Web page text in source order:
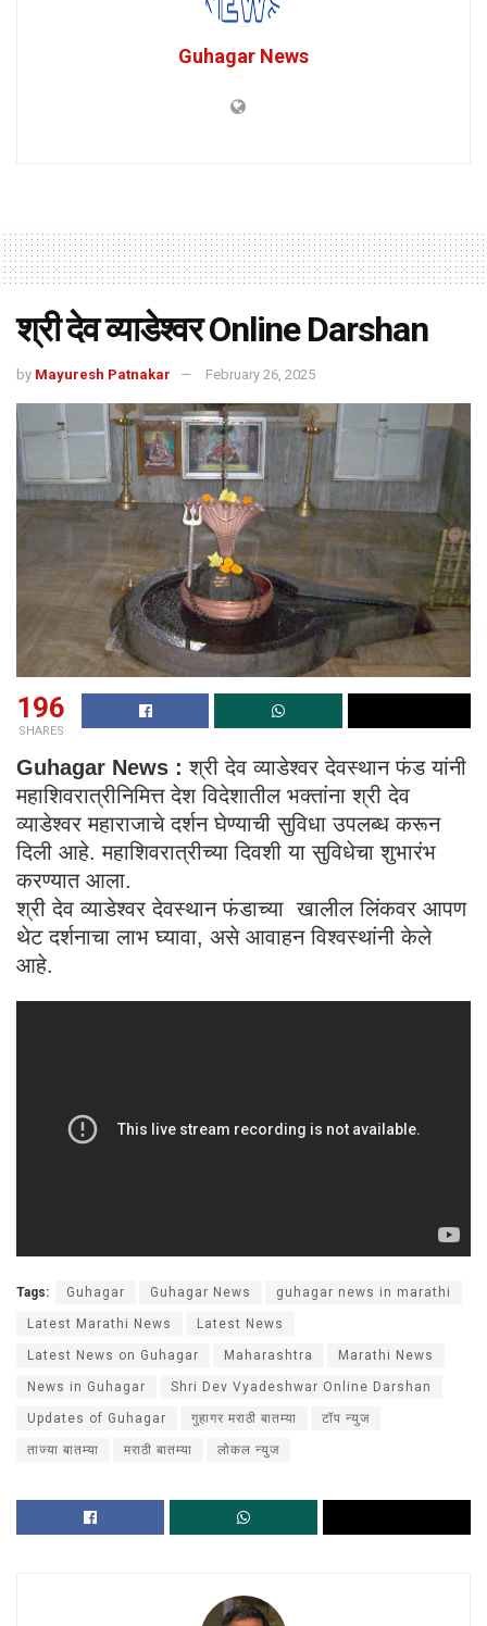
Guhagar News
श्री देव व्याडेश्वर Online Darshan
by Mayuresh Patnakar February 26, 2025
196
SHARES
Guhagar News :श्री देव व्याडेश्वर देवस्थान फंड यांनी
महाशिवरात्रीनिमित्त देश विदेशातील भक्तांना श्री देव
व्याडेश्वर महाराजाचे दर्शन घेण्याची सुविधा उपलब्ध करून
दिली आहे. महाशिवरात्रीच्या दिवशी या सुविधेचा शुभारंभ
करण्यात आला.
श्री देव व्याडेश्वर देवस्थान फंडाच्या खालील लिंकवर आपण
थेट दर्शनाचा लाभ घ्यावा, असे आवाहन विश्वस्थांनी केले
आहे.
Tags: Guhagar Guhagar News guhagar news in marathi
Latest Marathi News Latest News
Latest News on Guhagar Maharashtra Marathi News
News in Guhagar Shri Dev Vyadeshwar Online Darshan
Updates of Guhagar गुहागर मराठी बातम्या टॉप न्युज
ताज्या बातम्या मराठी बातम्या लोकल न्युज